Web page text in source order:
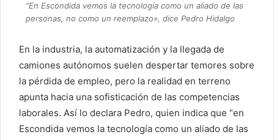
“En Escondida vemos la tecnología como un aliado de las
personas, no como un reemplazo», dice Pedro Hidalgo
En la industria, la automatización y la llegada de
camiones autónomos suelen despertar temores sobre
la pérdida de empleo, pero la realidad en terreno
apunta hacia una sofisticación de las competencias
laborales. Así lo declara Pedro, quien indica que “en
Escondida vemos la tecnología como un aliado de las